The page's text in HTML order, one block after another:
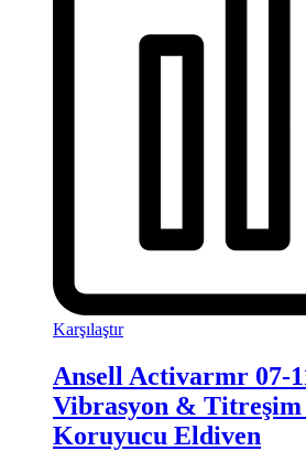
Karşılaştır
Ansell Activarmr 07-
Vibrasyon &
Koruyucu Eldiven